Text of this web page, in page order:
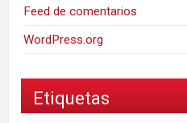
Feed de comentarios
WordPress.org
Etiquetas